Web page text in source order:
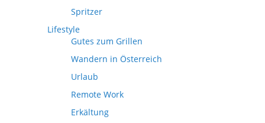
Spritzer
Lifestyle
Gutes zum Grillen
Wandern in Österreich
Urlaub
Remote Work
Erkältung